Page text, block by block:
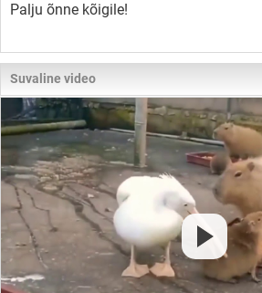
Palju õnne kõigile!
Suvaline video